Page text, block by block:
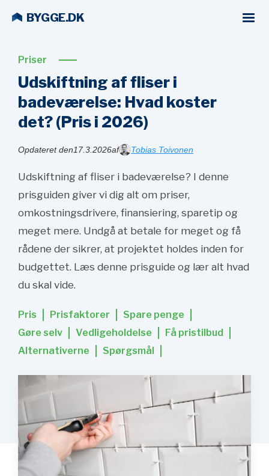
BYGGE.DK
Priser
Udskiftning af fliser i
badeværelse: Hvad koster
det? (Pris i 2026)
Opdateret den17.3.2026af Tobias Toivonen
Udskiftning af fliser i badeværelse? I denne
prisguiden giver vi dig alt om priser,
omkostningsdrivere, finansiering, sparetip og
meget mere. Undgå at betale for meget og få
rådene der sikrer, at projektet holdes inden for
budgettet. Læs denne prisguide og lær alt hvad
du skal vide.
Pris Prisfaktorer
Spare penge
Gøre selv
Vedligeholdelse
Få pristilbud
Alternativerne
Spørgsmål